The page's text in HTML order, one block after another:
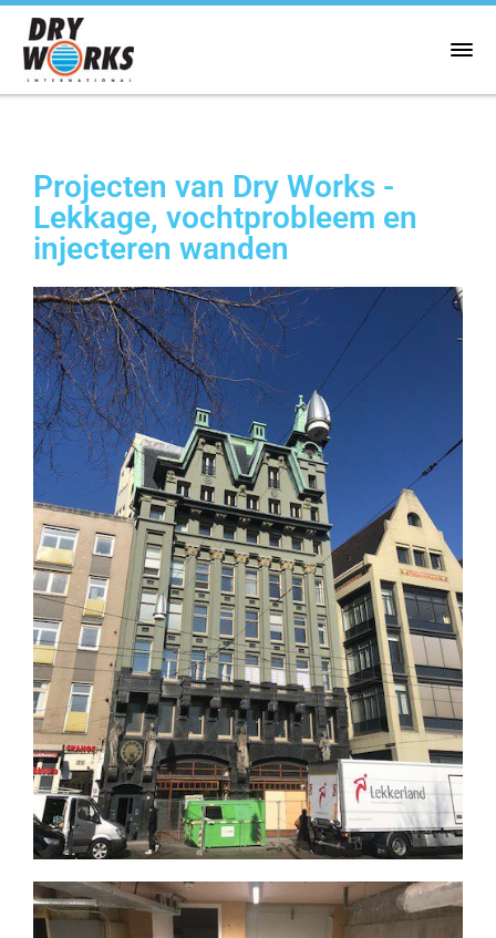
Projecten van Dry Works -
Lekkage, vochtprobleem en
injecteren wanden